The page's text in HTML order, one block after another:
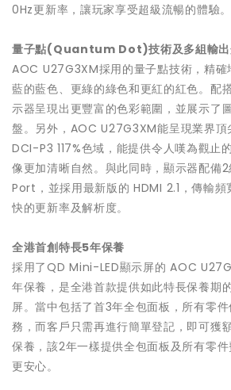
0Hz更新率，讓玩家享受超級流暢的體驗。
量子點(Quantum Dot)技術及多組輸
AOC U27G3XM採用的量子點技術，精確
藍的藍色、更綠的綠色和更紅的紅色。配
示器呈現出更豐富的色彩範圍，並展示了
盤。另外，AOC U27G3XM能呈現業界頂
DCI-P3 117%色域，能提供令人嘆為觀止
像更加清晰自然。與此同時，顯示器配備
Port，並採用最新版的 HDMI 2.1，傳輸
快的更新率及解析度。
全港首創特長5年保養
採用了QD Mini-LED顯示屏的 AOC
年保養，是全港首款提供如此特長保養期
屏。當中包括了首3年全包面板，所有零
務，而客戶只需再進行簡單登記，即可獲
保養，該2年一樣提供全包面板及所有零
更安心。